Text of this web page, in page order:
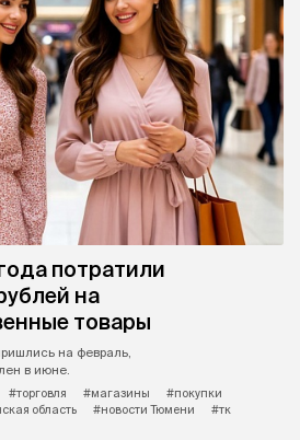
потратили
на
товары
на февраль,
в июне.
#торговля #магазины
#покупки
область #новости Тюмени #тк